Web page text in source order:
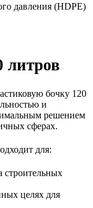
давления (HDPE)
литров
бочку 120
и
решением
сферах.
для:
строительных
целях для